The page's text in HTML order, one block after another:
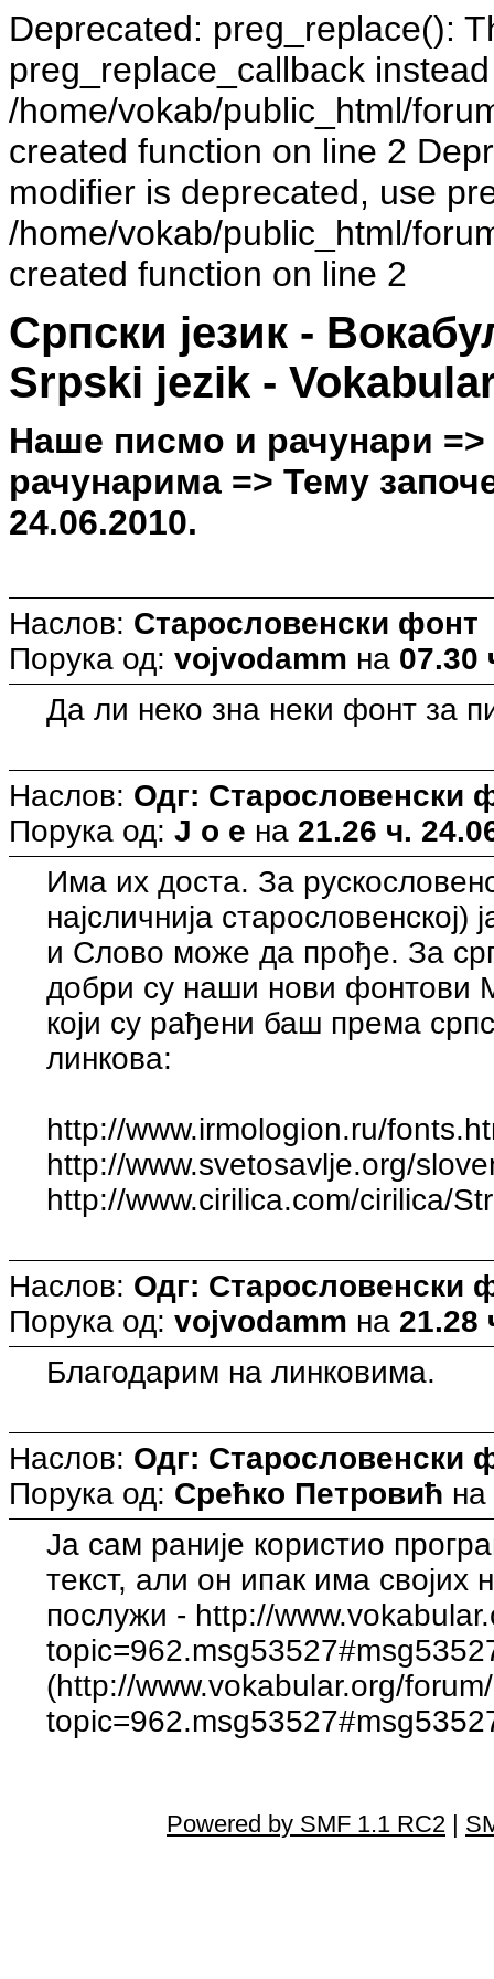
Deprecated: preg_replace():
preg_replace_callback
/home/vokab/public_html/
created function on line 2
modifier is deprecated, use
/home/vokab/public_html/
created function on line 2
Српски језик -
Srpski jezik -
Наше писмо и рачунари
рачунарима => Тему
24.06.2010.
Наслов: Старословенски фонт
Порука од: vojvodamm на 07.30
Да ли неко зна неки фонт за
Наслов: Одг: Старословенски
Порука од: J o e на 21.26 ч.
Има их доста. За
најсличнија
и Слово може да прође. За
добри су наши нови фонтови
који су рађени баш према
линкова:
http://www.irmologion.ru/
http://www.svetosavlje.org/
http://www.cirilica.com/cirilica/
Наслов: Одг: Старословенски
Порука од: vojvodamm на 21.28
Благодарим на линковима.
Наслов: Одг: Старословенски
Порука од: Срећко Петровић на
Ја сам раније користио
текст, али он ипак има
послужи - http://
(http://www.vokabular.org/
Powered by SMF 1.1 RC2 |